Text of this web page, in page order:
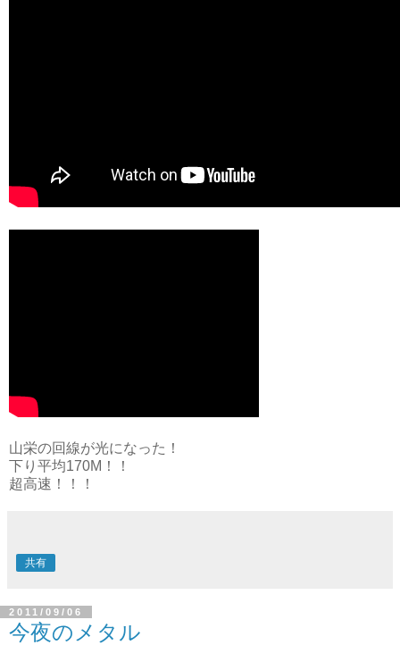
山栄の回線が光になった！
下り平均170M！！
超高速！！！
共有
2011/09/06
今夜のメタル